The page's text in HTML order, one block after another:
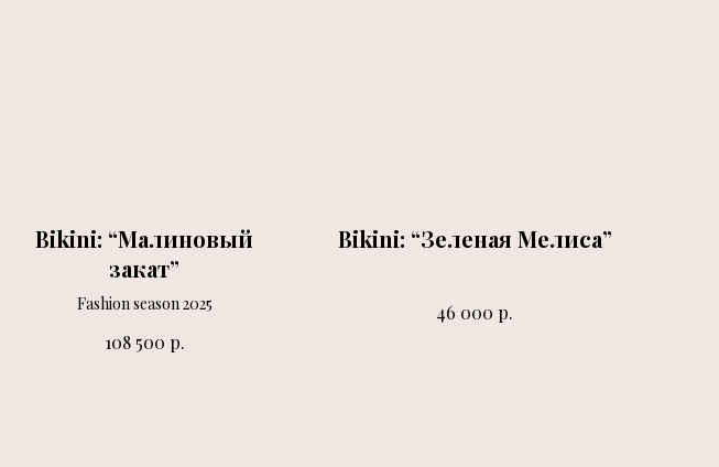
Bikini: “Малиновый
закат”
Fashion season 2025
108 500 р.
Bikini: “Зеленая Мелиса”
46 000 р.